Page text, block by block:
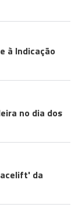
à Indicação
no dia dos
da